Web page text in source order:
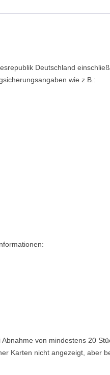
Deutschland
wie z.B.:
von mindestens 20
Karten nicht angezeigt, aber